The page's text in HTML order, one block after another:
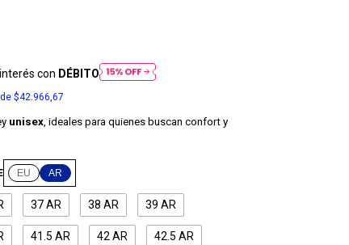
con DÉBITO
$42.966,67
unisex, ideales para quienes buscan confort y
EU AR
37 AR 38 AR 39 AR
41.5 AR 42 AR 42.5 AR